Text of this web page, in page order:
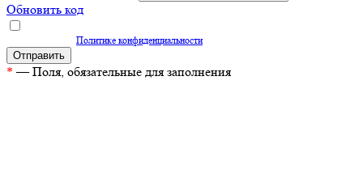
Обновить код
Политике конфиденциальности
* — Поля, обязательные для заполнения